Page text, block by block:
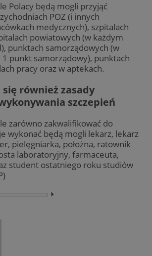
Polacy będą mogli przyjąć
POZ (i innych
medycznych), szpitalach
powiatowych (w każdym
punktach samorządowych (w
punkt samorządowy), punktach
pracy oraz w aptekach.
również zasady
szczepień
zarówno zakwalifikować do
wykonać będą mogli lekarz, lekarz
pielęgniarka, położna, ratownik
laboratoryjny, farmaceuta,
student ostatniego roku studiów
⏵︎